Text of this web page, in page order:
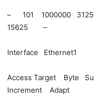
– 101 1000000
15625 –
Interface Ethernet1
Access Target Byte
Increment Adapt